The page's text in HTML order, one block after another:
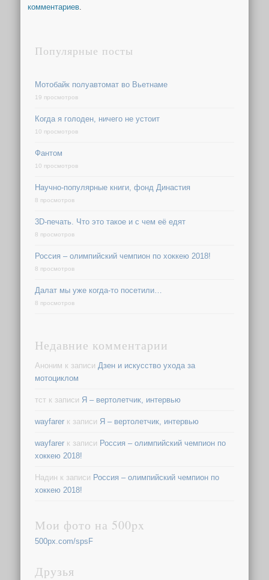
комментариев.
Популярные посты
Мотобайк полуавтомат во Вьетнаме
19 просмотров
Когда я голоден, ничего не устоит
10 просмотров
Фантом
10 просмотров
Научно-популярные книги, фонд Династия
8 просмотров
3D-печать. Что это такое и с чем её едят
8 просмотров
Россия – олимпийский чемпион по хоккею 2018!
8 просмотров
Далат мы уже когда-то посетили…
8 просмотров
Недавние комментарии
Аноним к записиДзен и искусство ухода за
мотоциклом
тст к записи Я – вертолетчик, интервью
wayfarer к записи Я – вертолетчик, интервью
wayfarer к записи Россия – олимпийский чемпион по
хоккею 2018!
Надин к записи Россия – олимпийский чемпион по
хоккею 2018!
Мои фото на 500px
500px.com/spsF
Друзья